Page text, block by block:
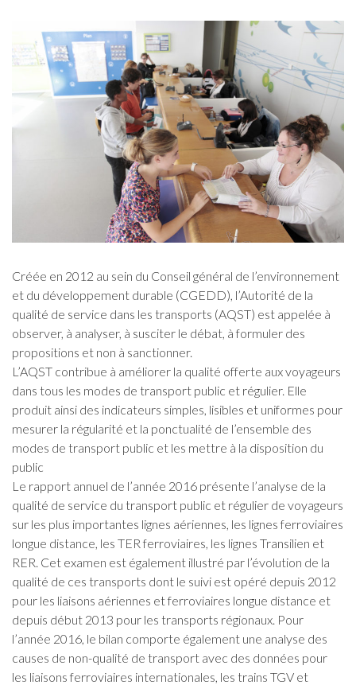
Créée en 2012 au sein du Conseil général de l’environnement
et du développement durable (CGEDD), l’Autorité de la
qualité de service dans les transports (AQST) est appelée à
observer, à analyser, à susciter le débat, à formuler des
propositions et non à sanctionner.
L’AQST contribue à améliorer la qualité offerte aux voyageurs
dans tous les modes de transport public et régulier. Elle
produit ainsi des indicateurs simples, lisibles et uniformes pour
mesurer la régularité et la ponctualité de l’ensemble des
modes de transport public et les mettre à la disposition du
public
Le rapport annuel de l’année 2016 présente l’analyse de la
qualité de service du transport public et régulier de voyageurs
sur les plus importantes lignes aériennes, les lignes ferroviaires
longue distance, les TER ferroviaires, les lignes Transilien et
RER. Cet examen est également illustré par l’évolution de la
qualité de ces transports dont le suivi est opéré depuis 2012
pour les liaisons aériennes et ferroviaires longue distance et
depuis début 2013 pour les transports régionaux. Pour
l’année 2016, le bilan comporte également une analyse des
causes de non-qualité de transport avec des données pour
les liaisons ferroviaires internationales, les trains TGV et